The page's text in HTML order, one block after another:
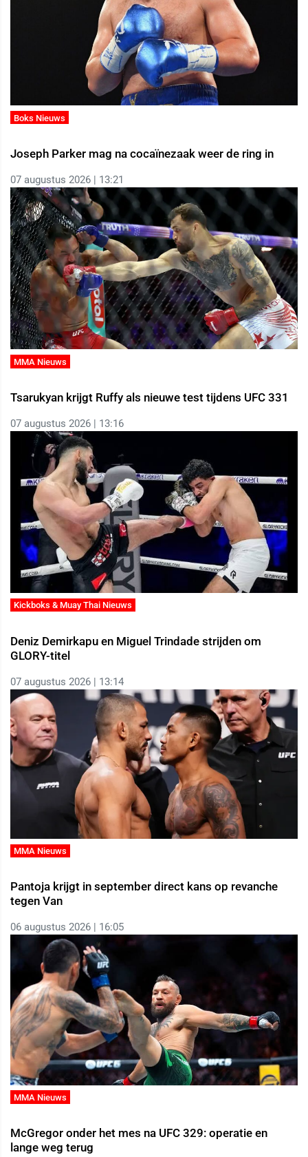
Boks Nieuws
Joseph Parker mag na cocaïnezaak weer de ring in
07 augustus 2026 | 13:21
MMA Nieuws
Tsarukyan krijgt Ruffy als nieuwe test tijdens UFC 331
07 augustus 2026 | 13:16
Kickboks & Muay Thai Nieuws
Deniz Demirkapu en Miguel Trindade strijden om
GLORY-titel
07 augustus 2026 | 13:14
MMA Nieuws
Pantoja krijgt in september direct kans op revanche
tegen Van
06 augustus 2026 | 16:05
MMA Nieuws
McGregor onder het mes na UFC 329: operatie en
lange weg terug